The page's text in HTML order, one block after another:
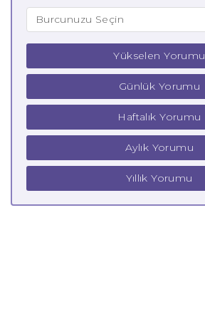
Yükselen Yorumu
Günlük Yorumu
Haftalık Yorumu
Aylık Yorumu
Yıllık Yorumu